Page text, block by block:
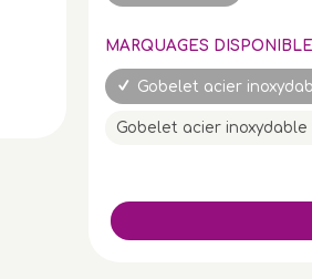
MARQUAGES
Gobelet acier
Gobelet acier